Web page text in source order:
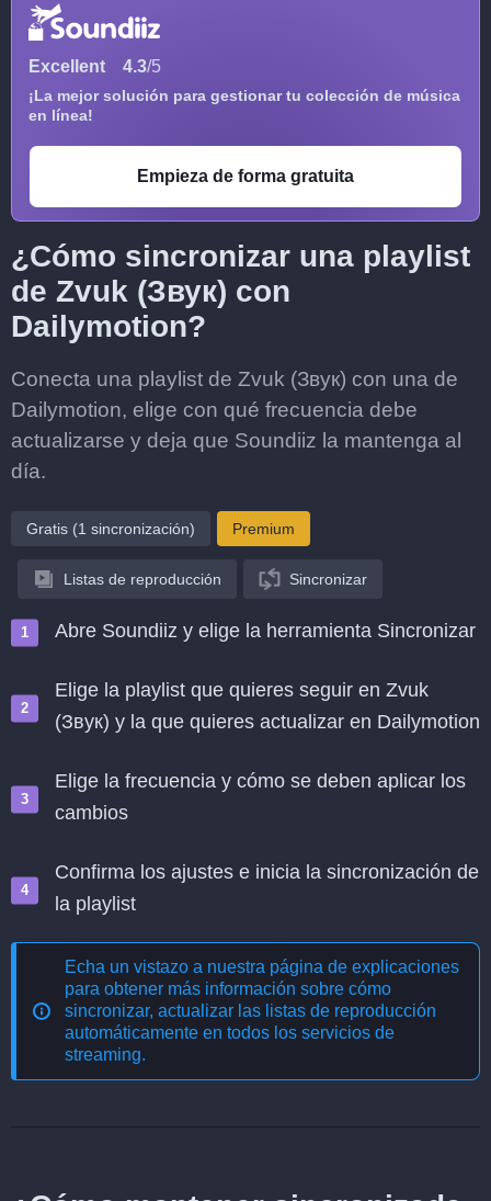
Excellent 4.3/5
¡La mejor solución para gestionar tu colección de música
en línea!
Empieza de forma gratuita
¿Cómo sincronizar una playlist
de Zvuk (Звук) con
Dailymotion?
Conecta una playlist de Zvuk (Звук) con una de
Dailymotion, elige con qué frecuencia debe
actualizarse y deja que Soundiiz la mantenga al
día.
Gratis (1 sincronización) Premium
Listas de reproducción Sincronizar
Abre Soundiiz y elige la herramienta Sincronizar
Elige la playlist que quieres seguir en Zvuk
(Звук) y la que quieres actualizar en Dailymotion
Elige la frecuencia y cómo se deben aplicar los
cambios
Confirma los ajustes e inicia la sincronización de
la playlist
Echa un vistazo a nuestra página de explicaciones
para obtener más información sobre cómo
sincronizar, actualizar las listas de reproducción
automáticamente en todos los servicios de
streaming.